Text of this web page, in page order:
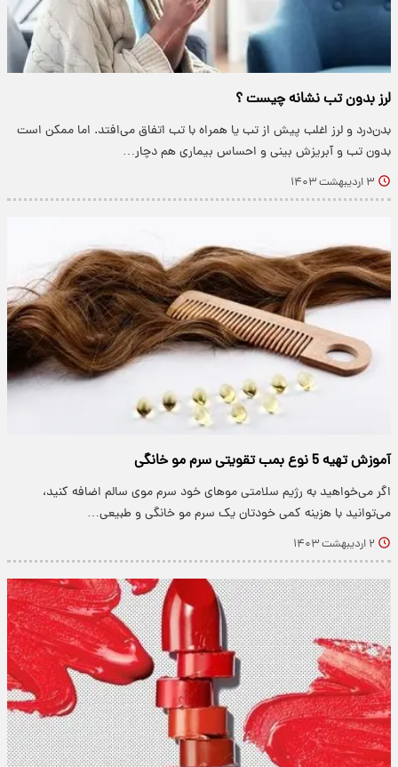
لرز بدون تب نشانه چیست ؟
بدن‌درد و لرز اغلب پیش از تب یا همراه با تب اتفاق می‌افتد. اما ممکن است
بدون تب و آبریزش بینی و احساس بیماری هم دچار…
۳ اردیبهشت ۱۴۰۳
آموزش تهیه 5 نوع بمب تقویتی سرم مو خانگی
اگر می‌خواهید به رژیم سلامتی موهای خود سرم موی سالم اضافه کنید،
می‌توانید با هزینه کمی خودتان یک سرم مو خانگی و طبیعی…
۲ اردیبهشت ۱۴۰۳